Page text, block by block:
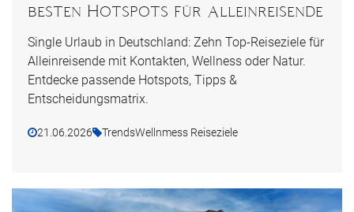
besten Hotspots für Alleinreisende
Single Urlaub in Deutschland: Zehn Top-Reiseziele für
Alleinreisende mit Kontakten, Wellness oder Natur.
Entdecke passende Hotspots, Tipps &
Entscheidungsmatrix.
21.06.2026 TrendsWellnmess Reiseziele